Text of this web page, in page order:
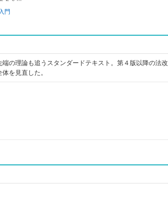
門
の理論も追うスタンダードテキスト。第４版以降の法改
を見直した。